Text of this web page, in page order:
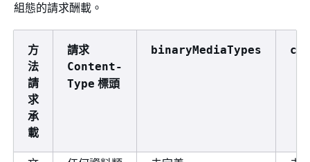
組態的請求酬載。
方
法
請
求
承
載
請求
Content-
Type 標頭
binaryMediaTypes